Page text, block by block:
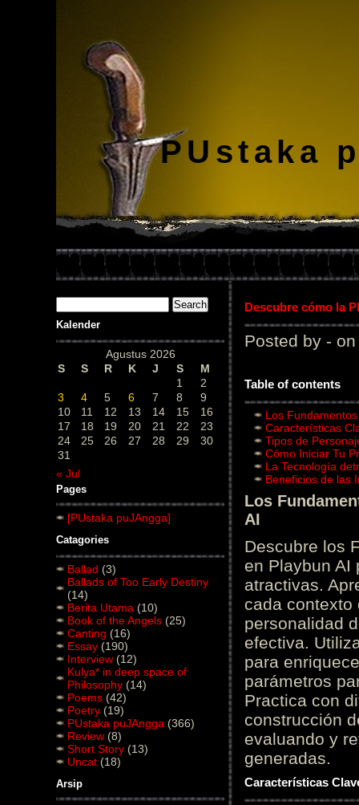
PUstaka
Kalender
Agustus 2026
S
S R K J S
M
1
2
3
4 5 6 7 8
9
10
11 12 13 14 15
16
17
18 19 20 21 22
23
24
25 26 27 28 29
30
31
« Jul
Pages
[PUstaka puJAngga]
Catagories
Ballad (3)
Ballads of Too Early Destiny
(14)
Berita Utama (10)
Book of the Angels (25)
Canting (16)
Essay (190)
Interview (12)
Kulya* in deep space of
Philosophy (14)
Poems (42)
Poetry (19)
PUstaka puJAngga (366)
Review (8)
Short Story (13)
Uncat (18)
Arsip
Descubre cómo la
Posted by - on
Table of contents
Los
Características
Tipos de
Cómo Iniciar Tu
La Tecnología
Beneficios de las
Los
AI
Descubre los
en Playbun AI
atractivas.
cada contexto
personalidad
efectiva.
para
parámetros
Practica con
construcción
evaluando y
generadas.
Características